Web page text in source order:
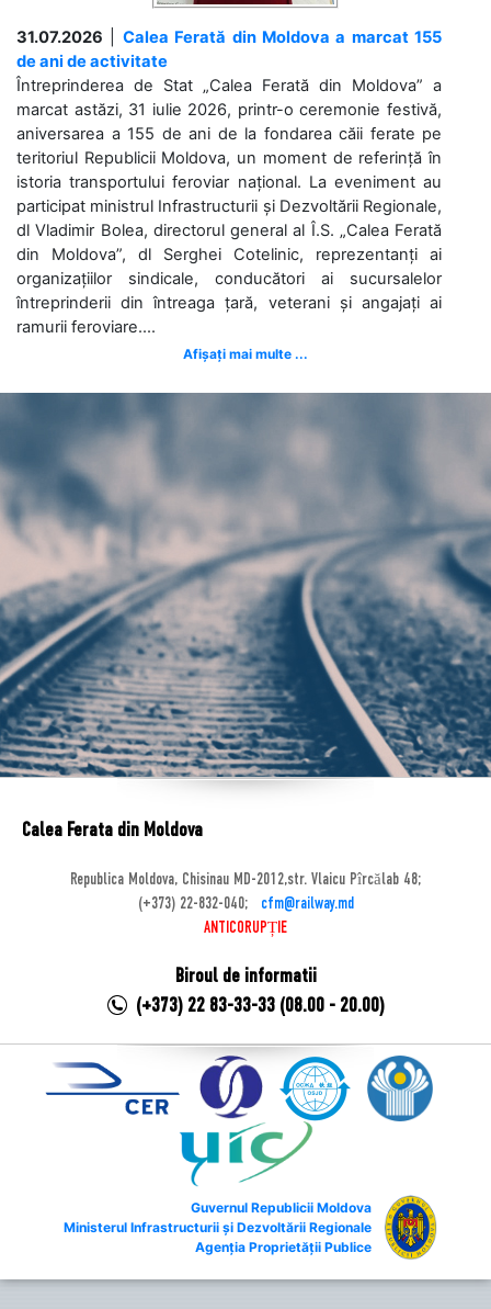
31.07.2026
Calea Ferată din Moldova a marcat 155
de ani de activitate
Întreprinderea de Stat „Calea Ferată din Moldova” a
marcat astăzi, 31 iulie 2026, printr-o ceremonie festivă,
aniversarea a 155 de ani de la fondarea căii ferate pe
teritoriul Republicii Moldova, un moment de referință în
istoria transportului feroviar național. La eveniment au
participat ministrul Infrastructurii și Dezvoltării Regionale,
dl Vladimir Bolea, directorul general al Î.S. „Calea Ferată
din Moldova”, dl Serghei Cotelinic, reprezentanți ai
organizațiilor sindicale, conducători ai sucursalelor
întreprinderii din întreaga țară, veterani și angajați ai
ramurii feroviare....
Afișați mai multe ...
Calea Ferata din Moldova
Republica Moldova, Chisinau MD-2012,str. Vlaicu Pîrcălab 48;
(+373) 22-832-040;
cfm@railway.md
ANTICORUPȚIE
Biroul de informatii
(+373) 22 83-33-33 (08.00 - 20.00)
Guvernul Republicii Moldova
Ministerul Infrastructurii și Dezvoltării Regionale
Agenția Proprietății Publice